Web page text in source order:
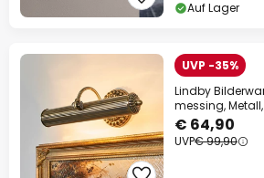
Auf Lager
UVP -35%
Lindby
messing, Metall,
€ 64,90
UVP€ 99,90